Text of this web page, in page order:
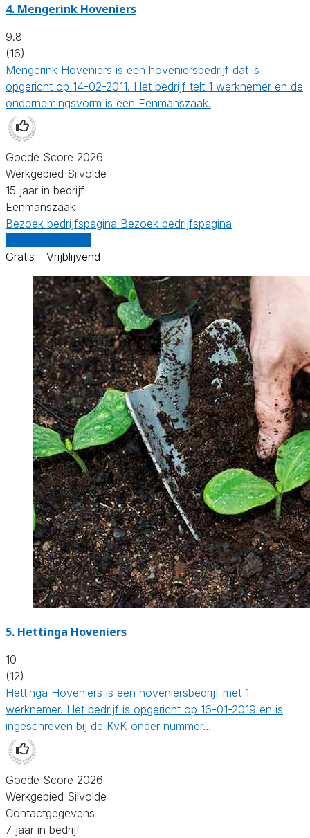
4. Mengerink Hoveniers
9.8
(16)
Mengerink Hoveniers is een hoveniersbedrijf dat is
opgericht op 14-02-2011. Het bedrijf telt 1 werknemer en de
ondernemingsvorm is een Eenmanszaak.
Goede Score 2026
Werkgebied Silvolde
15 jaar in bedrijf
Eenmanszaak
Bezoek bedrijfspagina Bezoek bedrijfspagina
Gratis - Vrijblijvend
5. Hettinga Hoveniers
10
(12)
Hettinga Hoveniers is een hoveniersbedrijf met 1
werknemer. Het bedrijf is opgericht op 16-01-2019 en is
ingeschreven bij de KvK onder nummer…
Goede Score 2026
Werkgebied Silvolde
Contactgegevens
7 jaar in bedrijf